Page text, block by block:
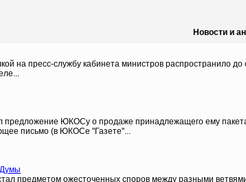
Новости и
на пресс-службу кабинета министров распространило
ЮКОСу о продаже принадлежащего ему
письмо (в ЮКОСе "Газете"...
предметом ожесточенных споров между разными